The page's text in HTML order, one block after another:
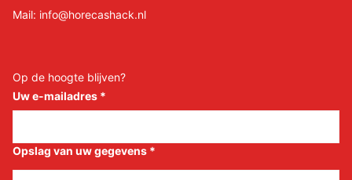
Mail: info@horecashack.nl
Op de hoogte blijven?
Uw e-mailadres *
Opslag van uw gegevens *